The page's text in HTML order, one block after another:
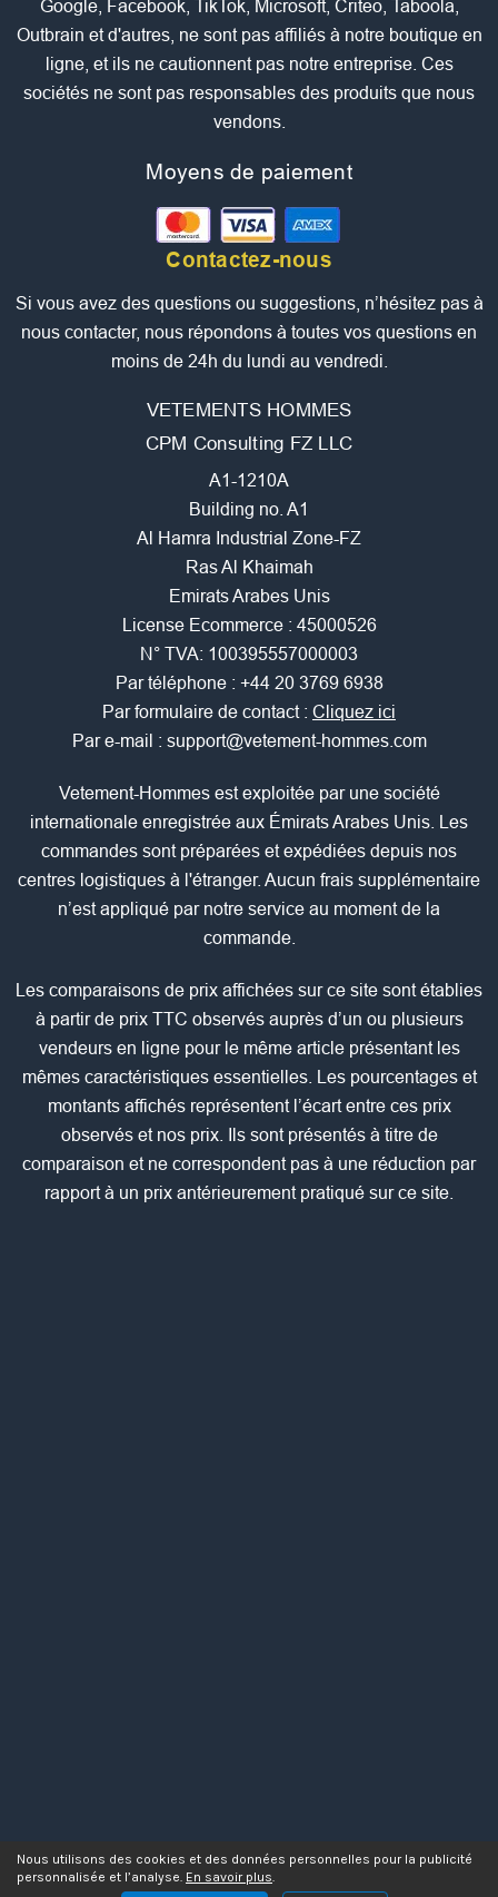
Google, Facebook, TikTok, Microsoft, Criteo, Taboola,
Outbrain et d'autres, ne sont pas affiliés à notre boutique en
ligne, et ils ne cautionnent pas notre entreprise. Ces
sociétés ne sont pas responsables des produits que nous
vendons.
Moyens de paiement
Contactez-nous
Si vous avez des questions ou suggestions, n’hésitez pas à
nous contacter, nous répondons à toutes vos questions en
moins de 24h du lundi au vendredi.
VETEMENTS HOMMES
CPM Consulting FZ LLC
A1-1210A
Building no. A1
Al Hamra Industrial Zone-FZ
Ras Al Khaimah
Emirats Arabes Unis
License Ecommerce : 45000526
N° TVA: 100395557000003
Par téléphone : +44 20 3769 6938
Par formulaire de contact : Cliquez ici
Par e-mail : support@vetement-hommes.com
Vetement-Hommes est exploitée par une société
internationale enregistrée aux Émirats Arabes Unis. Les
commandes sont préparées et expédiées depuis nos
centres logistiques à l'étranger. Aucun frais supplémentaire
n’est appliqué par notre service au moment de la
commande.
Les comparaisons de prix affichées sur ce site sont établies
à partir de prix TTC observés auprès d’un ou plusieurs
vendeurs en ligne pour le même article présentant les
mêmes caractéristiques essentielles. Les pourcentages et
montants affichés représentent l’écart entre ces prix
observés et nos prix. Ils sont présentés à titre de
comparaison et ne correspondent pas à une réduction par
rapport à un prix antérieurement pratiqué sur ce site.
Nous utilisons des cookies et des données personnelles pour la publicité
personnalisée et l’analyse. En savoir plus.